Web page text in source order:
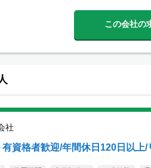
この会社の
社
有資格者歓迎/年間休日120日以